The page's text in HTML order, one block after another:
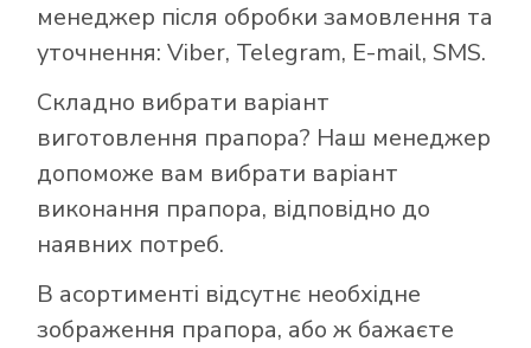
менеджер після обробки замовлення та
уточнення: Viber, Telegram, E-mail, SMS.
Складно вибрати варіант
виготовлення прапора? Наш менеджер
допоможе вам вибрати варіант
виконання прапора, відповідно до
наявних потреб.
В асортименті відсутнє необхідне
зображення прапора, або ж бажаєте